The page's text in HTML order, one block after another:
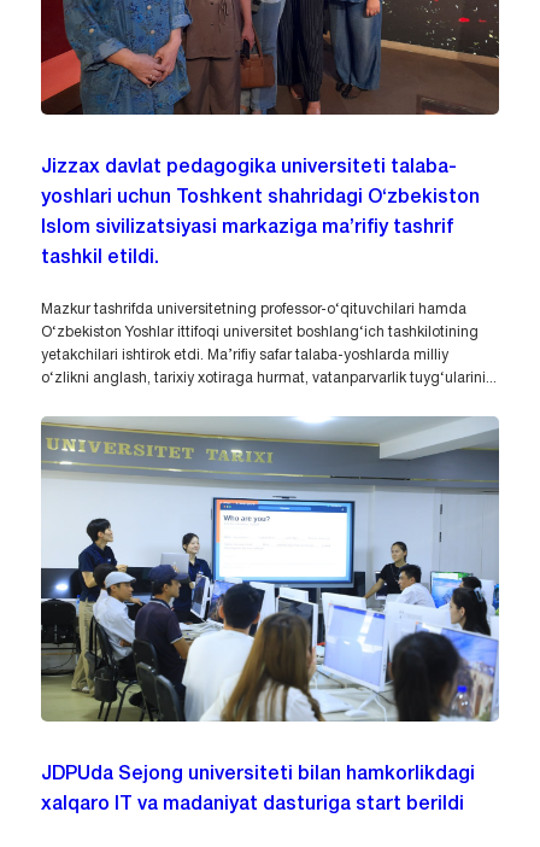
Jizzax davlat pedagogika universiteti talaba-
yoshlari uchun Toshkent shahridagi O‘zbekiston
Islom sivilizatsiyasi markaziga ma’rifiy tashrif
tashkil etildi.
Mazkur tashrifda universitetning professor-o‘qituvchilari hamda
O‘zbekiston Yoshlar ittifoqi universitet boshlang‘ich tashkilotining
yetakchilari ishtirok etdi. Ma’rifiy safar talaba-yoshlarda milliy
o‘zlikni anglash, tarixiy xotiraga hurmat, vatanparvarlik tuyg‘ularini...
JDPUda Sejong universiteti bilan hamkorlikdagi
xalqaro IT va madaniyat dasturiga start berildi